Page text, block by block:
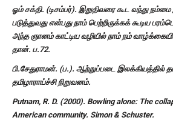
ஓம் சக்தி. (டிசம்பர்). இறுதிவரை கூட வந்து
படுத்துவது என்பது நாம் பெற்றிருக்கக் கூடிய
அந்த ஞானம் காட்டிய வழியில் நாம் நம்
தான். ப.72.
பி.சேதுராமன். (ப.). ஆற்றுப்படை இலக்கியத்தில்
தமிழாராய்ச்சி நிறுவனம்.
Putnam, R. D. (2000). Bowling alone: The
American community. Simon & Schuster.